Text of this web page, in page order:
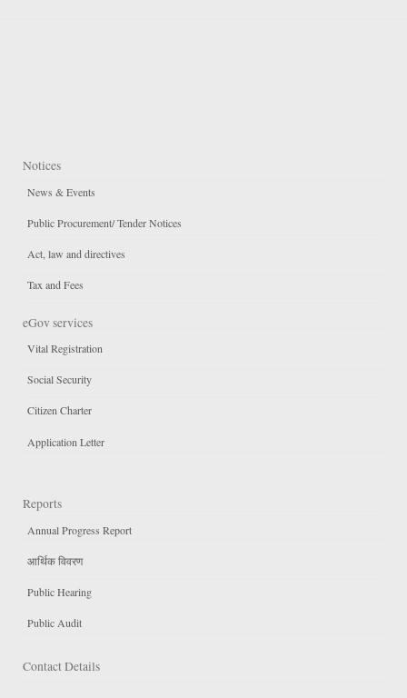
Notices
News & Events
Public Procurement/ Tender Notices
Act, law and directives
Tax and Fees
eGov services
Vital Registration
Social Security
Citizen Charter
Application Letter
Reports
Annual Progress Report
आर्थिक विवरण
Public Hearing
Public Audit
Contact Details